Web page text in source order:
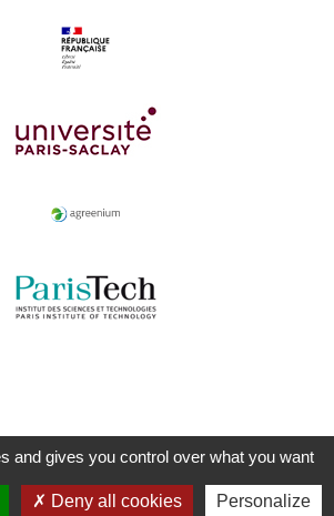
and gives you control over what you want
Deny all cookies Personalize